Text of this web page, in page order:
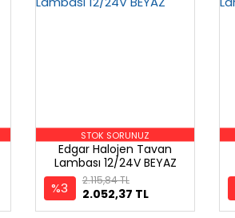
STOK SORUNUZ
Edgar Halojen Tavan
Lambası 12/24V BEYAZ
%3 2.052,37 TL
2.115,84 TL